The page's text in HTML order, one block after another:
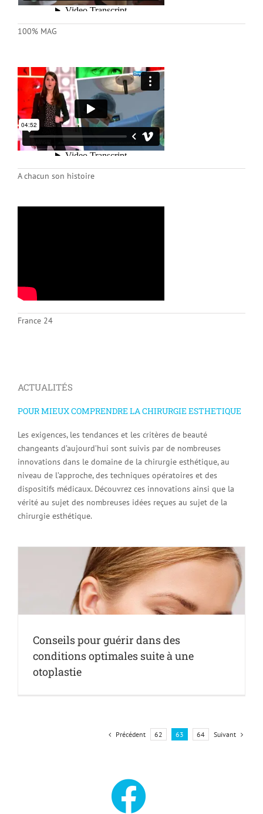
100% MAG
A chacun son histoire
France 24
ACTUALITÉS
POUR MIEUX COMPRENDRE LA CHIRURGIE ESTHETIQUE
Les exigences, les tendances et les critères de beauté
changeants d’aujourd’hui sont suivis par de nombreuses
innovations dans le domaine de la chirurgie esthétique, au
niveau de l’approche, des techniques opératoires et des
dispositifs médicaux. Découvrez ces innovations ainsi que la
vérité au sujet des nombreuses idées reçues au sujet de la
chirurgie esthétique.
Conseils pour guérir dans des
conditions optimales suite à une
otoplastie
Précédent 62 63 64 Suivant